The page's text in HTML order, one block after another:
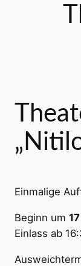
Einmalige
Beginn um
Einlass ab